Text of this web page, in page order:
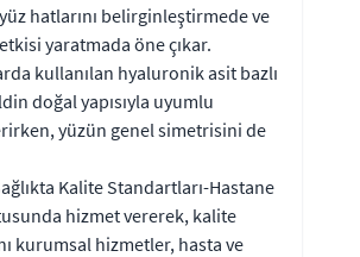
yüz hatlarını belirginleştirmede ve
yaratmada öne çıkar.
kullanılan hyaluronik asit bazlı
doğal yapısıyla uyumlu
yüzün genel simetrisini de
Kalite Standartları-Hastane
hizmet vererek, kalite
kurumsal hizmetler, hasta ve